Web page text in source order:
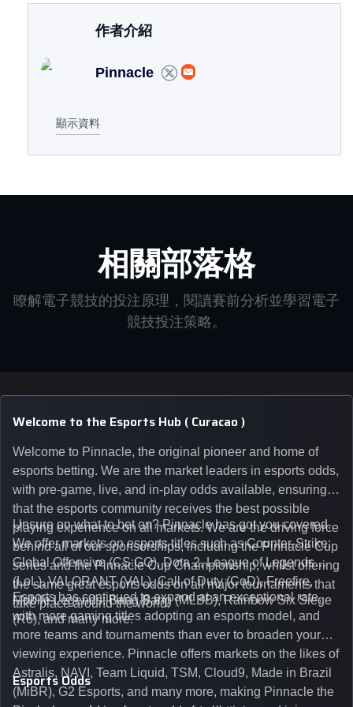
作者介紹
Pinnacle
顯示資料
相關部落格
瞭解電子競技的投注原理，閱讀賽前分析並學習電子
競技投注策略。
Welcome to the Esports Hub ( Curacao )
Welcome to Pinnacle, the original pioneer and home of
esports betting. We are the market leaders in esports odds,
with pre-game, live, and in-play odds available, ensuring
that the esports community receives the best possible
playing experience on all markets. We are the driving force
behind all of our sponsorships, including the Pinnacle Cup
series and the Pinnacle Cup Championship, whilst offering
the same great esports odds on all major tournaments that
take place around the world.
Unsure on what to bet on? Pinnacle has got you covered.
We offer markets on esports titles such as Counter-Strike:
Global Offensive (CS:GO), Dota 2, League of Legends
(LoL), VALORANT (VAL), Call of Duty (CoD), Freefire,
Mobile Legends: Bang Bang (MLBB), Rainbow Six Siege
(R6), and many more.
Esports has continued to expand at an exceptional rate,
with more gaming titles adopting an esports model, and
more teams and tournaments than ever to broaden your
viewing experience. Pinnacle offers markets on the likes of
Astralis, NAVI, Team Liquid, TSM, Cloud9, Made in Brazil
(MiBR), G2 Esports, and many more, making Pinnacle the
Esports Odds